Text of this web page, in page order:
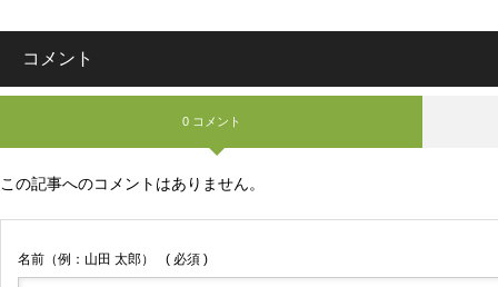
コメント
0 コメント
この記事へのコメントはありません。
名前（例：山田 太郎） ( 必須 )